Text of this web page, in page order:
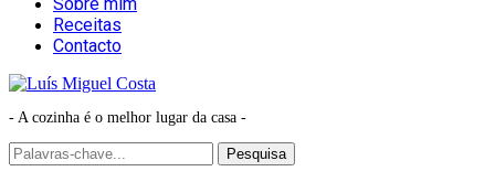
Receitas
Contacto
- A cozinha é o melhor lugar da casa -